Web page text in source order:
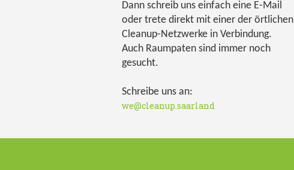
Dann schreib uns einfach eine E-Mail
oder trete direkt mit einer der örtlichen
Cleanup-Netzwerke in Verbindung.
Auch Raumpaten sind immer noch
gesucht.
Schreibe uns an:
we@cleanup.saarland